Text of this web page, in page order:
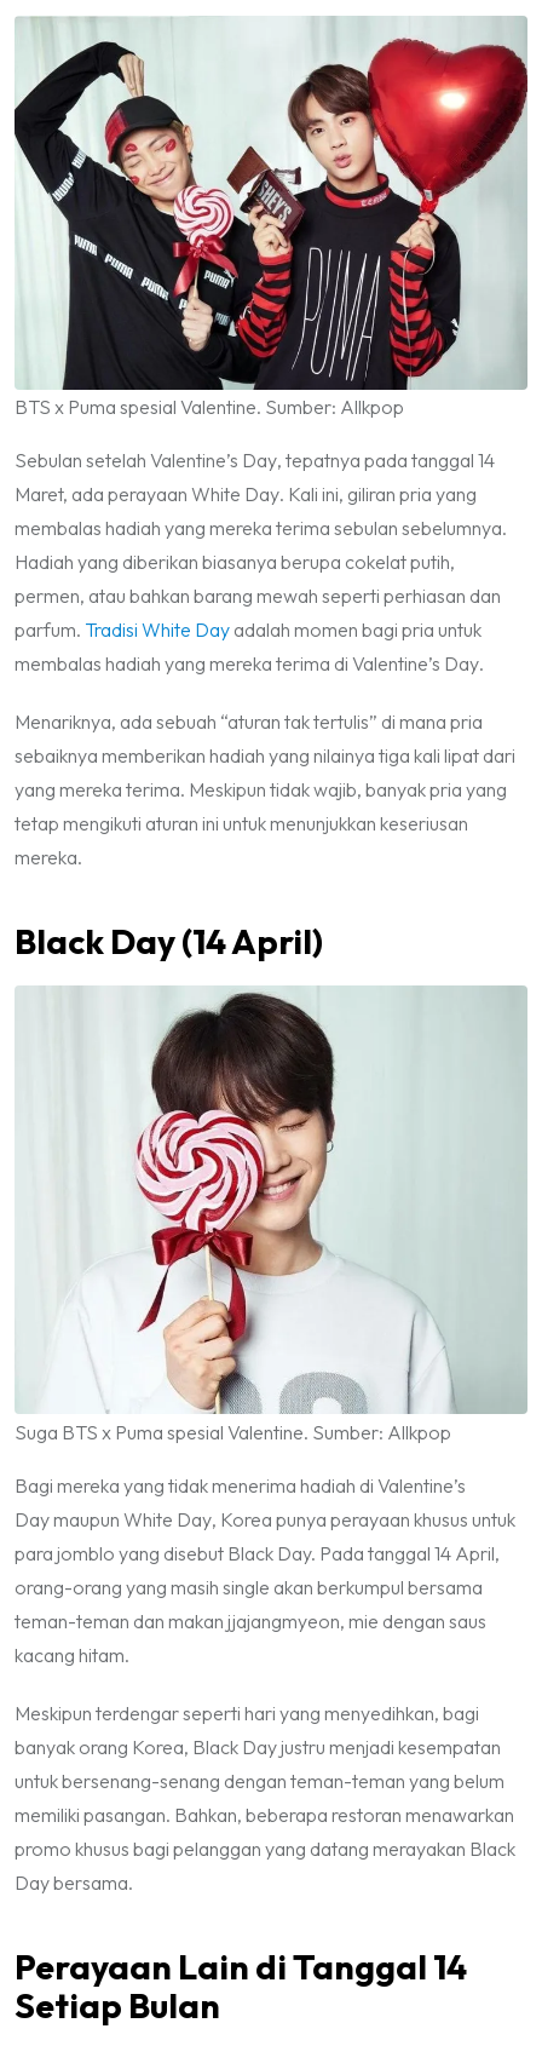
BTS x Puma spesial Valentine. Sumber: Allkpop
Sebulan setelah Valentine’s Day, tepatnya pada tanggal 14
Maret, ada perayaan White Day. Kali ini, giliran pria yang
membalas hadiah yang mereka terima sebulan sebelumnya.
Hadiah yang diberikan biasanya berupa cokelat putih,
permen, atau bahkan barang mewah seperti perhiasan dan
parfum. Tradisi White Day adalah momen bagi pria untuk
membalas hadiah yang mereka terima di Valentine’s Day.
Menariknya, ada sebuah “aturan tak tertulis” di mana pria
sebaiknya memberikan hadiah yang nilainya tiga kali lipat dari
yang mereka terima. Meskipun tidak wajib, banyak pria yang
tetap mengikuti aturan ini untuk menunjukkan keseriusan
mereka.
Black Day(14 April)
Suga BTS x Puma spesial Valentine. Sumber: Allkpop
Bagi mereka yang tidak menerima hadiah di Valentine’s
Daymaupun White Day, Korea punya perayaan khusus untuk
para jomblo yang disebut Black Day. Pada tanggal 14 April,
orang-orang yang masih single akan berkumpul bersama
teman-teman dan makan jjajangmyeon, mie dengan saus
kacang hitam.
Meskipun terdengar seperti hari yang menyedihkan, bagi
banyak orang Korea, Black Dayjustru menjadi kesempatan
untuk bersenang-senang dengan teman-teman yang belum
memiliki pasangan. Bahkan, beberapa restoran menawarkan
promo khusus bagi pelanggan yang datang merayakan Black
Daybersama.
Perayaan Lain di Tanggal 14
Setiap Bulan